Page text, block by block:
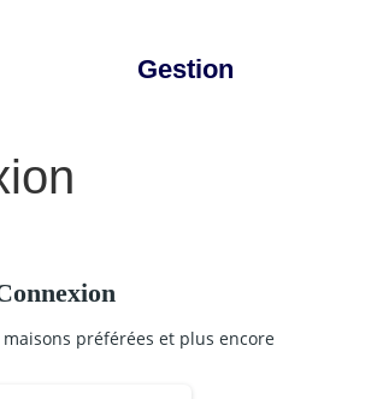
Gestion
préférées et plus encore